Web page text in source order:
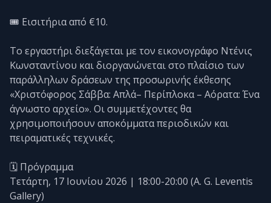
🎟️ Εισιτήρια από €10.
Το εργαστήρι διεξάγεται με τον εικονογράφο Ντένις
Κωνσταντίνου και διοργανώνεται στο πλαίσιο των
παράλληλων δράσεων της προσωρινής έκθεσης
«Χριστόφορος Σάββα: Απλά– Περίπλοκα – Αόρατα: Ένα
άγνωστο αρχείο». Οι συμμετέχοντες θα
χρησιμοποιήσουν αποκόμματα περιοδικών και
πειραματικές τεχνικές.
🗓️ Πρόγραμμα
Τετάρτη, 17 Ιουνίου 2026 | 18:00-20:00 (A. G. Leventis
Gallery)